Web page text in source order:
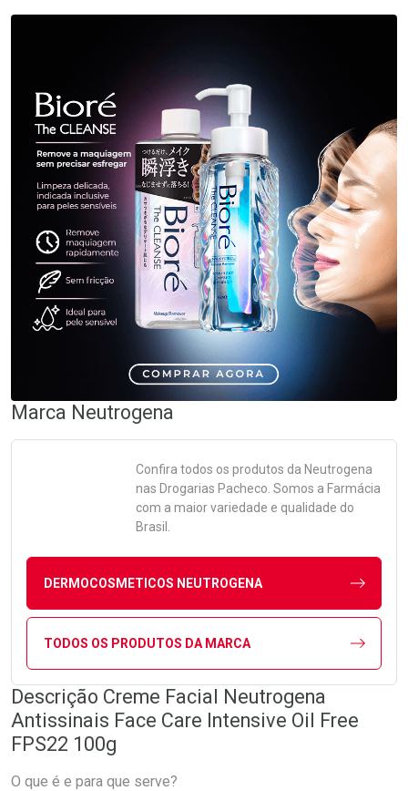
Marca Neutrogena
Confira todos os produtos da Neutrogena
nas Drogarias Pacheco. Somos a Farmácia
com a maior variedade e qualidade do
Brasil.
DERMOCOSMETICOS NEUTROGENA
TODOS OS PRODUTOS DA MARCA
Descrição Creme Facial Neutrogena
Antissinais Face Care Intensive Oil Free
FPS22 100g
O que é e para que serve?